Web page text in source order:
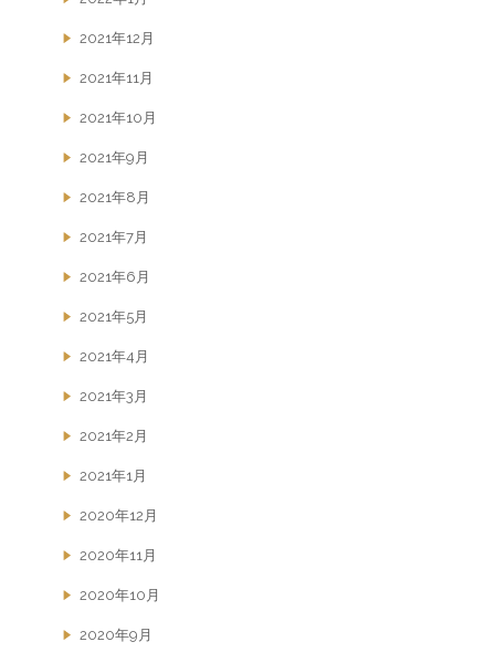
2021年12月
2021年11月
2021年10月
2021年9月
2021年8月
2021年7月
2021年6月
2021年5月
2021年4月
2021年3月
2021年2月
2021年1月
2020年12月
2020年11月
2020年10月
2020年9月